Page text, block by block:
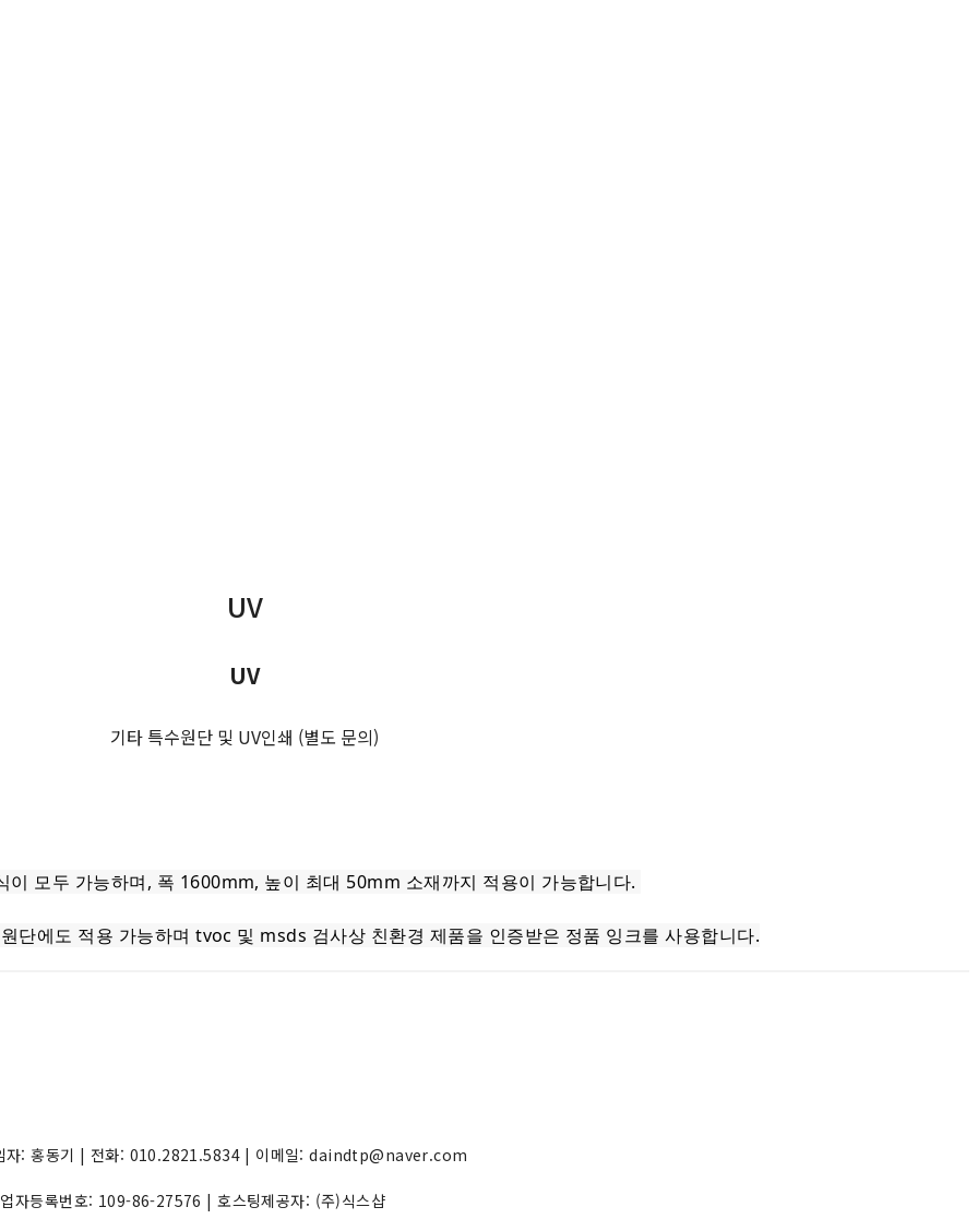
UV
UV
기타 특수원단 및 UV인쇄 (별도 문의)
이 모두 가능하며, 폭 1600mm, 높이 최대 50mm 소재까지 적용이 가능합니다.
단에도 적용 가능하며 tvoc 및 msds 검사상 친환경 제품을 인증받은 정품 잉크를 사용합니다.
자: 홍동기 | 전화: 010.2821.5834 | 이메일: daindtp@naver.com
자등록번호: 109-86-27576 | 호스팅제공자: (주)식스샵